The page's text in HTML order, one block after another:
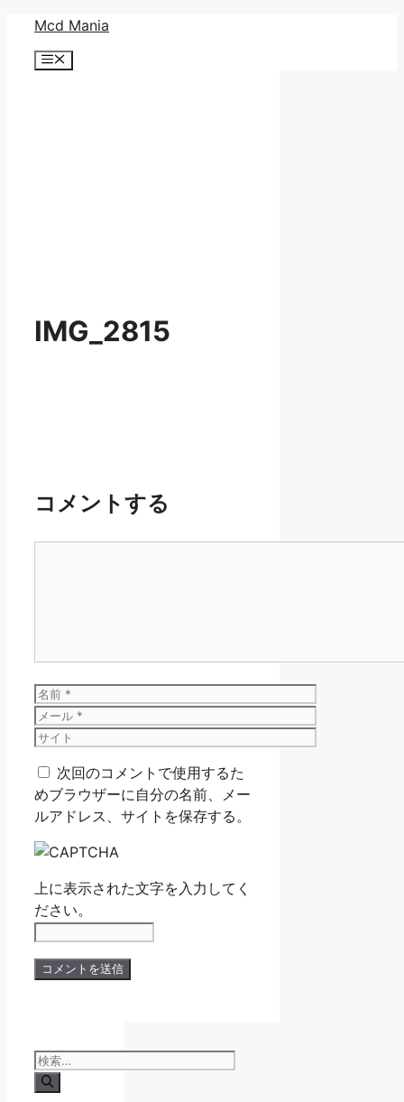
Mcd Mania
メ
IMG_2815
コメントする
名
前
メ
ー
サ
ト 次回のコメントで使用するた
めブラウザーに自分の名前、メー
ルアドレス、サイトを保存する。
上に表示された文字を入力してく
ださい。
検
索: